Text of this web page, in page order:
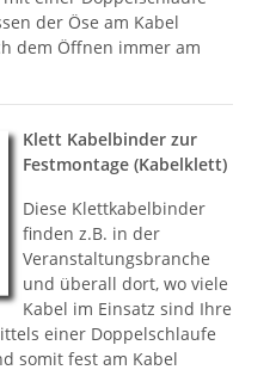
der Öse am Kabel
dem Öffnen immer am
Klett Kabelbinder zur
Festmontage (Kabelklett)
Diese Klettkabelbinder
finden z.B. in der
Veranstaltungsbranche
und überall dort, wo viele
Kabel im Einsatz sind Ihre
einer Doppelschlaufe
somit fest am Kabel